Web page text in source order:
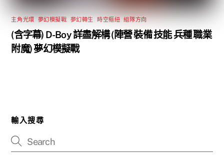
主角光環 夢幻模擬戰 夢幻轉生 時空樞紐 ,組隊方向
(含字幕) D-Boy 詳盡解構 (陣營 裝備 技能 兵種 職業
附魔) 夢幻模擬戰
輸入搜尋